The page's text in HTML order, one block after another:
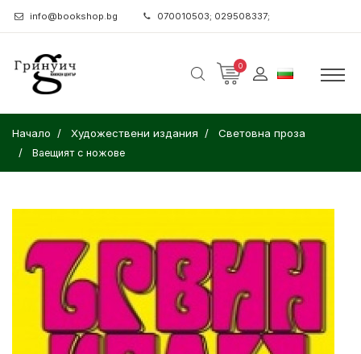
info@bookshop.bg 070010503; 029508337;
0
Начало Художествени издания Световна проза
Ваещият с ножове